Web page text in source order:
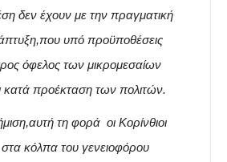
δεν έχουν με την πραγματική
υπό προϋποθέσεις
όφελος των μικρομεσαίων
κατά προέκταση των πολιτών.
τη φορά οι Κορίνθιοι
κόλπα του γενειοφόρου